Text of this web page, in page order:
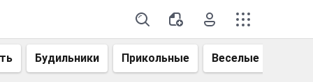
Будильники Прикольные Веселые